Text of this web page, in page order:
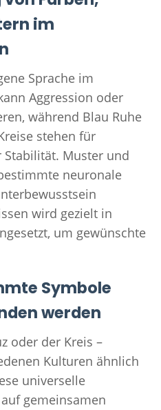
im
Sprache im
Aggression oder
während Blau Ruhe
stehen für
Muster und
neuronale
wird gezielt in
um gewünschte
Symbole
werden
oder der Kreis –
Kulturen ähnlich
universelle
gemeinsamen